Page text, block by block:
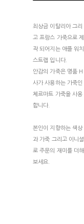
최상금 이탈리아 그리
고 프랑스 가죽으로 제
작 되어지는 애플 워치
스트랩 입니다.
안감의 가죽은 명품 H
사가 사용하는 가죽인
체르마트 가죽을 사용
합니다.
본인이 지향하는 색상
과 가죽 그리고 이니셜
로 주문의 재미를 더해
보세요.